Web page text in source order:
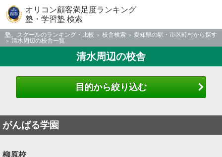
オリコン顧客満足度ランキング
塾・学習塾 検索
塾、スクールのランキング・比較 校舎検索
愛知県の駅・市区町村から探す
清水周辺の校舎一覧
清水周辺の校舎
目的から絞り込む
がんばる学園
柳原校